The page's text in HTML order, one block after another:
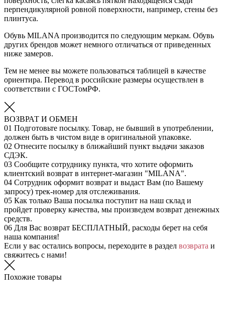
перпендикулярной ровной поверхности, например, стены без
плинтуса.
Обувь MILANA производится по следующим меркам. Обувь
других брендов может немного отличаться от приведенных
ниже замеров.
Тем не менее вы можете пользоваться таблицей в качестве
ориентира. Перевод в российские размеры осуществлен в
соответствии с ГОСТомРФ.
ВОЗВРАТ И ОБМЕН
01 Подготовьте посылку. Товар, не бывший в употреблении,
должен быть в чистом виде в оригинальной упаковке.
02 Отнесите посылку в ближайший пункт выдачи заказов
СДЭК.
03 Сообщите сотруднику пункта, что хотите оформить
клиентский возврат в интернет-магазин "MILANA".
04 Сотрудник оформит возврат и выдаст Вам (по Вашему
запросу) трек-номер для отслеживания.
05 Как только Ваша посылка поступит на наш склад и
пройдет проверку качества, мы произведем возврат денежных
средств.
06 Для Вас возврат БЕСПЛАТНЫЙ, расходы берет на себя
наша компания!
Если у вас остались вопросы, переходите в раздел возврата и
свяжитесь с нами!
Похожие товары